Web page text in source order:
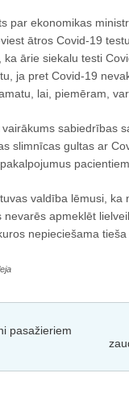
par ekonomikas
ātros Covid-19
ka ārie siekalu testi
ja pret Covid-19
lai, piemēram,
vairākums sabiedrības
slimnīcas gultas ar
valdība lēmusi, ka
nevarēs apmeklēt
nepieciešama
pasažieriem